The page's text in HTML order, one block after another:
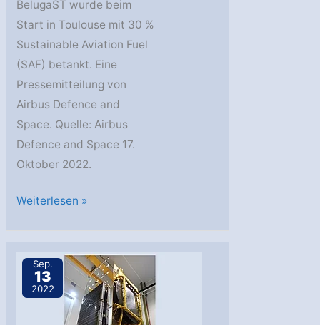
BelugaST wurde beim
Start in Toulouse mit 30 %
Sustainable Aviation Fuel
(SAF) betankt. Eine
Pressemitteilung von
Airbus Defence and
Space. Quelle: Airbus
Defence and Space 17.
Oktober 2022.
Airbus
Airbus-
Satelliten
zum
Weiterlesen »
Sep.
13
2022